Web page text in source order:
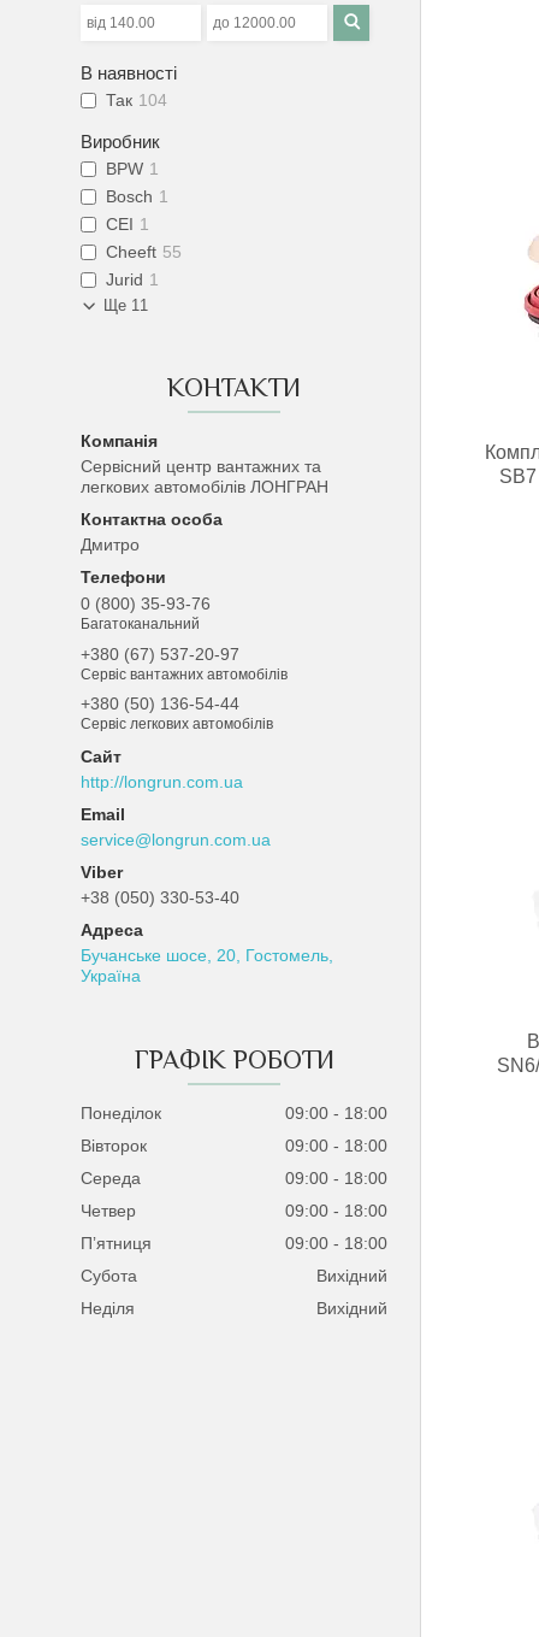
В наявності
Так 104
Виробник
BPW 1
Bosch 1
CEI 1
Cheeft 55
Jurid 1
Ще 11
КОНТАКТИ
Сервісний центр вантажних та
легкових автомобілів ЛОНГРАН
Дмитро
0 (800) 35-93-76
Багатоканальний
+380 (67) 537-20-97
Сервіс вантажних автомобілів
+380 (50) 136-54-44
Сервіс легкових автомобілів
http://longrun.com.ua
service@longrun.com.ua
+38 (050) 330-53-40
Бучанське шосе, 20, Гостомель,
Україна
ГРАФІК РОБОТИ
Понеділок 09:00
18:00
Вівторок
09:00
18:00
Середа
09:00
18:00
Четвер
09:00
18:00
Пʼятниця
09:00
18:00
Субота
Вихідний
Неділя
Вихідний